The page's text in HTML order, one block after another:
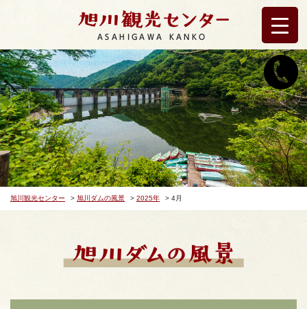
ASAHIGAWA KANKO
旭川観光センター > 旭川ダムの風景 > 2025年 > 4月